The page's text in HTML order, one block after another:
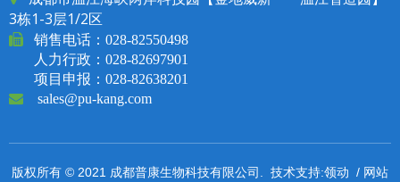
3栋1-3层1/2区
 销售电话： 028-82550498
人力行政：028-82697901
项目申报：028-82638201
 sales@pu-kang.com
版权所有 © 2021 成都普康生物科技有限公司. 技术支持:领动 / 网站